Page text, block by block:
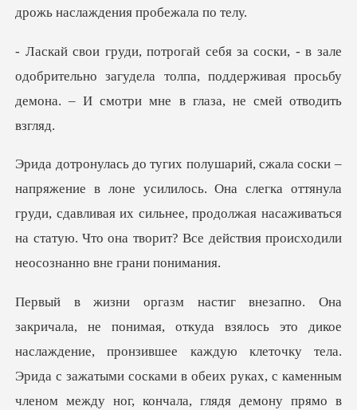
одобрительно загудела толпа, поддерживая просьбу
дем
. Она слегка оттянула
груди, сдавливая их сильнее, продолжая насаживаться
на ст
ла.
Эрида с зажатыми сосками в обеих руках, с каменным
членом между ног, кончала, глядя демону прямо в